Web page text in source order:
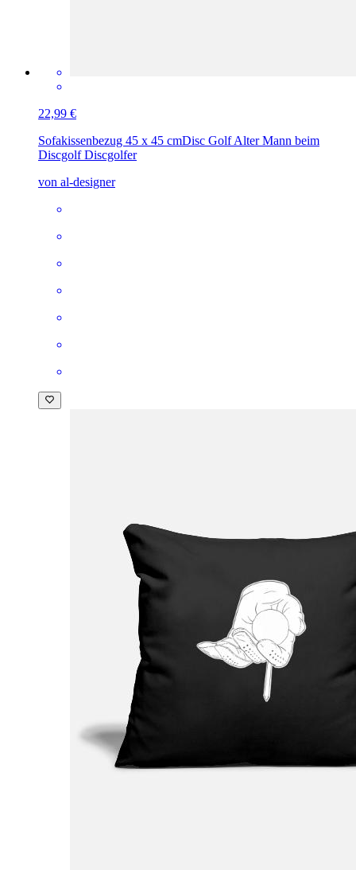
22,99 €
Sofakissenbezug 45 x 45 cmDisc Golf Alter Mann beim
Discgolf Discgolfer
von al-designer